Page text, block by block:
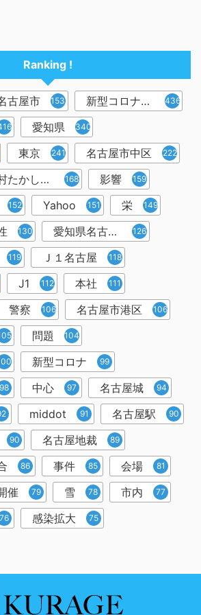
Ranking !
古屋市 1538 新型コロナウイルス 436
愛知県 340
東京 241 名古屋市中区 222
河村たかし市長 168 影響 159
152 Yahoo 151 栄 149
130 愛知県名古屋市 126
119 Ｊ１名古屋 118
J1 112 本社 111
警察 106 名古屋市港区 106
問題 104
新型コロナ 99
98 中心 97 名古屋城 94
middot 91 名古屋駅 90
90 名古屋地裁 89
86 事件 85 会場 81
催 79 雪 78 市内 77
76 感染拡大 75